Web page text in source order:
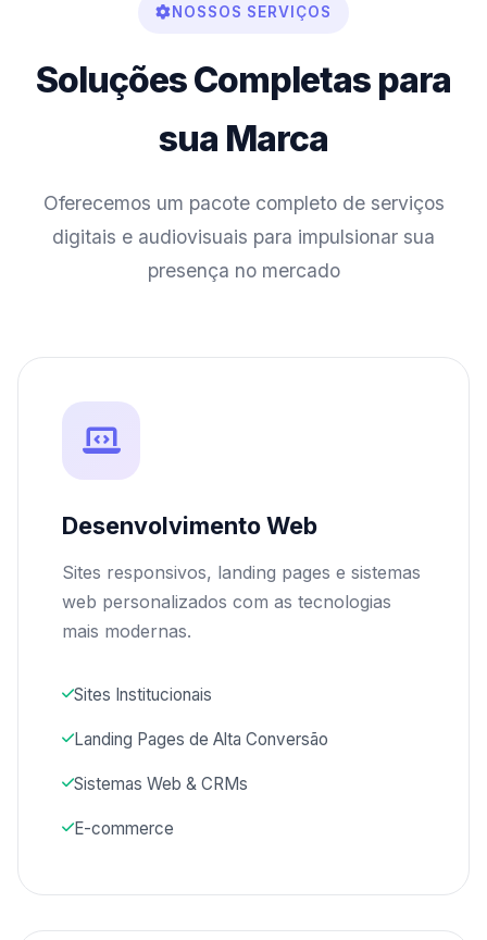
NOSSOS SERVIÇOS
Soluções Completas para
sua Marca
Oferecemos um pacote completo de serviços
digitais e audiovisuais para impulsionar sua
presença no mercado
Desenvolvimento Web
Sites responsivos, landing pages e sistemas
web personalizados com as tecnologias
mais modernas.
Sites Institucionais
Landing Pages de Alta Conversão
Sistemas Web & CRMs
E-commerce